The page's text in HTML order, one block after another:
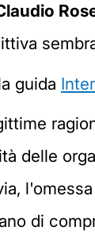
guida
delle
di